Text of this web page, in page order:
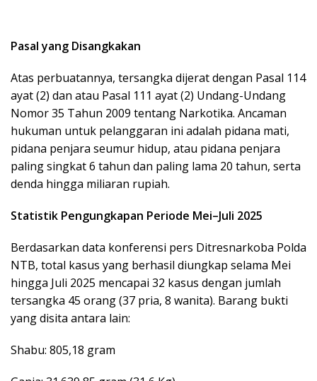
Pasal yang Disangkakan
Atas perbuatannya, tersangka dijerat dengan Pasal 114
ayat (2) dan atau Pasal 111 ayat (2) Undang-Undang
Nomor 35 Tahun 2009 tentang Narkotika. Ancaman
hukuman untuk pelanggaran ini adalah pidana mati,
pidana penjara seumur hidup, atau pidana penjara
paling singkat 6 tahun dan paling lama 20 tahun, serta
denda hingga miliaran rupiah.
Statistik Pengungkapan Periode Mei–Juli 2025
Berdasarkan data konferensi pers Ditresnarkoba Polda
NTB, total kasus yang berhasil diungkap selama Mei
hingga Juli 2025 mencapai 32 kasus dengan jumlah
tersangka 45 orang (37 pria, 8 wanita). Barang bukti
yang disita antara lain:
Shabu: 805,18 gram